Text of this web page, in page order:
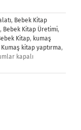
, Bebek Kitap
, Bebek Kitap Üretimi,
Kitap, kumaş
Kumaş kitap yaptırma,
kapalı